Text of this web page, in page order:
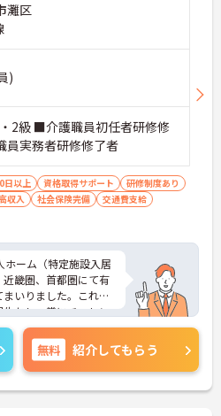
灘区
)
2級 ■介護職員初任者研修修
員実務者研修修了者
日以上 資格取得サポート
研修制度あり
収入 社会保険完備
交通費支給
ーム（特定施設入居
畿圏、首都圏にて有
いりました。これま
かし、常にチャレン
者の皆様が安心して
齢社会」を目指して
近畿圏で5ホームの新
期末（平成29年6月30
38ホーム、居室数は
無料 紹介してもらう